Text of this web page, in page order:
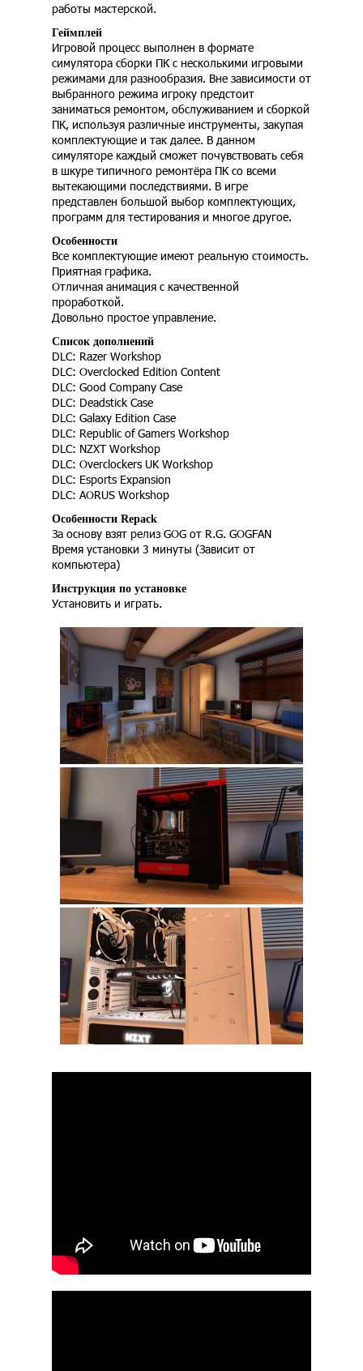
работы мастерской.
Геймплей
Игровой процесс выполнен в формате
симулятора сборки ПК с несколькими игровыми
режимами для разнообразия. Вне зависимости от
выбранного режима игроку предстоит
заниматься ремонтом, обслуживанием и сборкой
ПК, используя различные инструменты, закупая
комплектующие и так далее. В данном
симуляторе каждый сможет почувствовать себя
в шкуре типичного ремонтёра ПК со всеми
вытекающими последствиями. В игре
представлен большой выбор комплектующих,
программ для тестирования и многое другое.
Особенности
Все комплектующие имеют реальную стоимость.
Приятная графика.
Отличная анимация с качественной
проработкой.
Довольно простое управление.
Список дополнений
DLC: Razer Workshop
DLC: Overclocked Edition Content
DLC: Good Company Case
DLC: Deadstick Case
DLC: Galaxy Edition Case
DLC: Republic of Gamers Workshop
DLC: NZXT Workshop
DLC: Overclockers UK Workshop
DLC: Esports Expansion
DLC: AORUS Workshop
Особенности Repack
За основу взят релиз GOG от R.G. GOGFAN
Время установки 3 минуты (Зависит от
компьютера)
Инструкция по установке
Установить и играть.